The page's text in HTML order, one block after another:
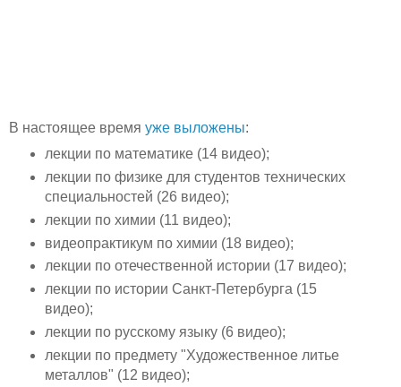
В настоящее время уже выложены:
лекции по математике (14 видео);
лекции по физике для студентов технических
специальностей (26 видео);
лекции по химии (11 видео);
видеопрактикум по химии (18 видео);
лекции по отечественной истории (17 видео);
лекции по истории Санкт-Петербурга (15
видео);
лекции по русскому языку (6 видео);
лекции по предмету "Художественное литье
металлов" (12 видео);